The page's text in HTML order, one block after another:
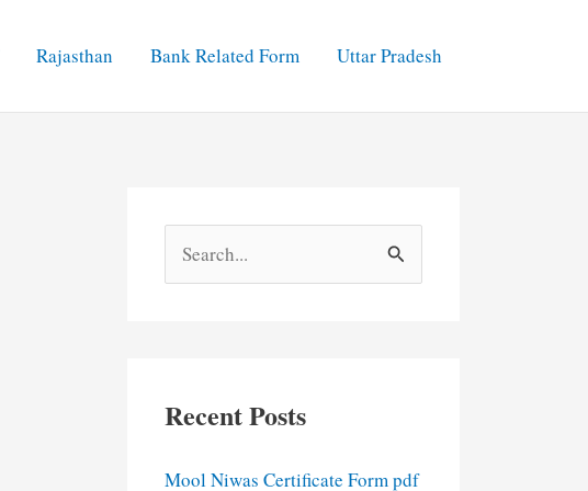
Rajasthan Bank Related Form Uttar Pradesh
e
h
Recent Posts
Mool Niwas Certificate Form pdf